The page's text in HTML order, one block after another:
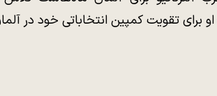
برای تقویت کمپین انتخاباتی خود در